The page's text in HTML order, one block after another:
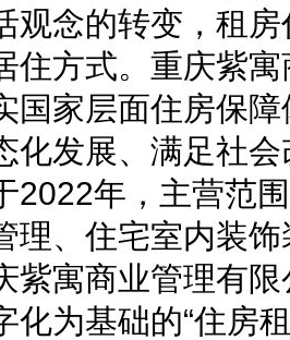
观念的转变，租
住方式。重庆紫
国家层面住房保
化发展、满足社
2022年，主营范
理、住宅室内装
紫寓商业管理有
化为基础的“住房